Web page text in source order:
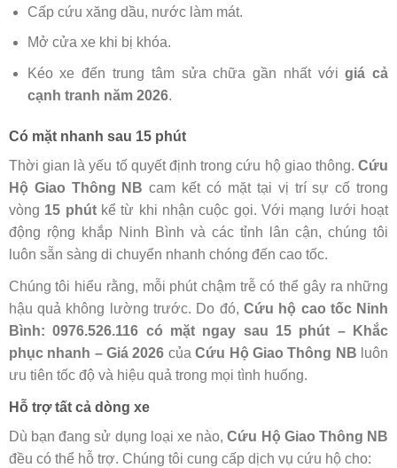
Cấp cứu xăng dầu, nước làm mát.
Mở cửa xe khi bị khóa.
Kéo xe đến trung tâm sửa chữa gần nhất vớigiá cả
cạnh tranh năm 2026.
Có mặt nhanh sau 15 phút
Thời gian là yếu tố quyết định trong cứu hộ giao thông.Cứu
Hộ Giao Thông NB cam kết có mặt tại vị trí sự cố trong
vòng 15 phútkể từ khi nhận cuộc gọi. Với mạng lưới hoạt
động rộng khắp Ninh Bình và các tỉnh lân cận, chúng tôi
luôn sẵn sàng di chuyển nhanh chóng đến cao tốc.
Chúng tôi hiểu rằng, mỗi phút chậm trễ có thể gây ra những
hậu quả không lường trước. Do đó, Cứu hộ cao tốc Ninh
Bình: 0976.526.116 có mặt ngay sau 15 phút – Khắc
phục nhanh – Giá 2026 củaCứu Hộ Giao Thông NB luôn
ưu tiên tốc độ và hiệu quả trong mọi tình huống.
Hỗ trợ tất cả dòng xe
Dù bạn đang sử dụng loại xe nào,Cứu Hộ Giao Thông NB
đều có thể hỗ trợ. Chúng tôi cung cấp dịch vụ cứu hộ cho: